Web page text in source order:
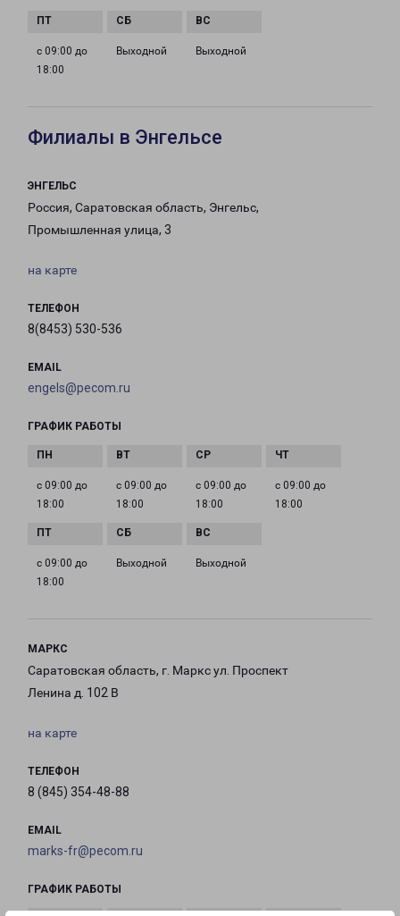
с 09:00 до
18:00
Выходной Выходной
Филиалы в Энгельсе
ЭНГЕЛЬС
Россия, Саратовская область, Энгельс,
Промышленная улица, 3
на карте
ТЕЛЕФОН
8(8453) 530-536
EMAIL
engels@pecom.ru
ГРАФИК РАБОТЫ
с 09:00 до
18:00
с 09:00 до
18:00
с 09:00 до
18:00
с 09:00 до
18:00
с 09:00 до
18:00
Выходной Выходной
МАРКС
Саратовская область, г. Маркс ул. Проспект
Ленина д. 102 В
на карте
ТЕЛЕФОН
8 (845) 354-48-88
EMAIL
marks-fr@pecom.ru
ГРАФИК РАБОТЫ